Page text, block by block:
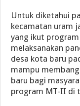
Untuk diketahui
kecamatan uram
yang ikut
melaksanakan
desa kota baru
mampu
baru bagi
program MT-II di